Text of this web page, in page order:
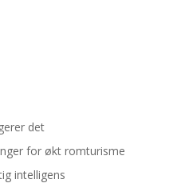
det
for økt romturisme
intelligens